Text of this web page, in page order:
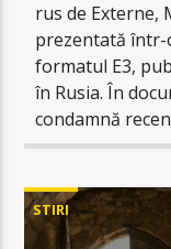
rus de Externe,
prezentată într-
formatul E3,
în Rusia. În
condamnă
STIRI